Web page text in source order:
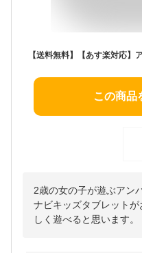
この商品
2歳の女の子が遊ぶアン
ナビキッズタブレット
しく遊べると思います。